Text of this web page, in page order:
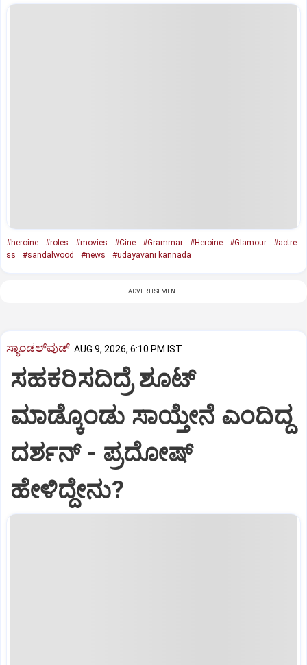
#heroine #roles #movies #Cine #Grammar #Heroine #Glamour
#actre
ss
#sandalwood #news #udayavani kannada
ADVERTISEMENT
ಸ್ಯಾಂಡಲ್‌ವುಡ್‌ AUG 9, 2026, 6:10 PM IST
ಸಹಕರಿಸದಿದ್ರೆ ಶೂಟ್‌
ಮಾಡ್ಕೊಂಡು ಸಾಯ್ತೇನೆ ಎಂದಿದ್ದ
ದರ್ಶನ್‌ - ಪ್ರದೋಷ್‌
ಹೇಳಿದ್ದೇನು?